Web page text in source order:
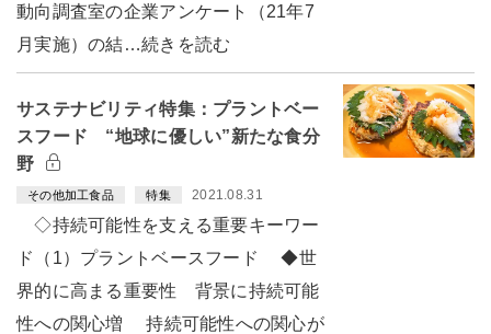
動向調査室の企業アンケート（21年7
月実施）の結…続きを読む
サステナビリティ特集：プラントベー
スフード “地球に優しい”新たな食分
野
その他加工食品 特集 2021.08.31
◇持続可能性を支える重要キーワー
ド（1）プラントベースフード ◆世
界的に高まる重要性 背景に持続可能
性への関心増 持続可能性への関心が